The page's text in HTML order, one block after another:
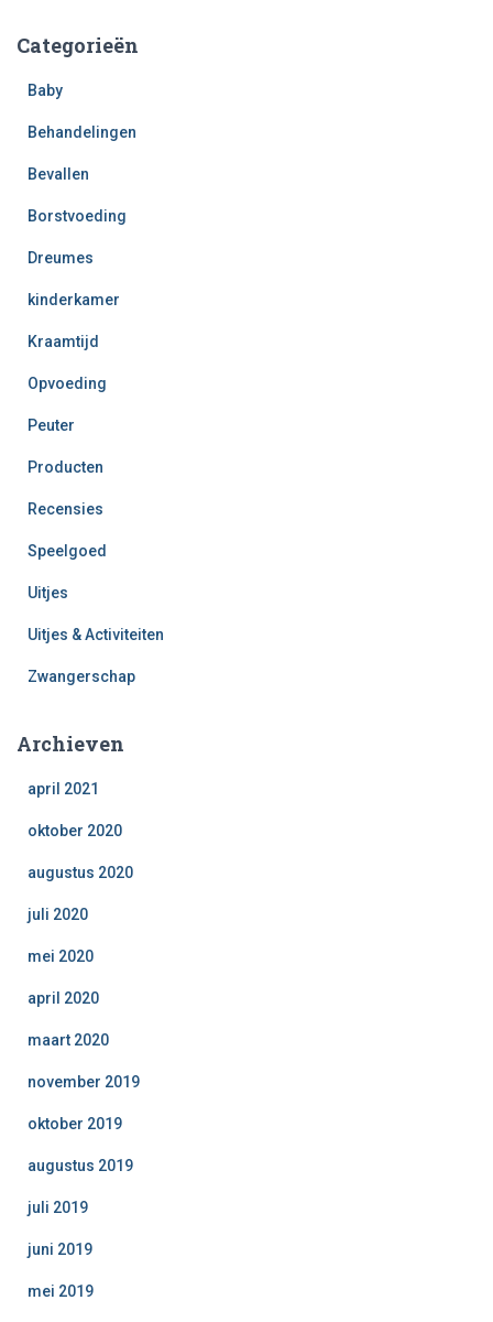
Categorieën
Baby
Behandelingen
Bevallen
Borstvoeding
Dreumes
kinderkamer
Kraamtijd
Opvoeding
Peuter
Producten
Recensies
Speelgoed
Uitjes
Uitjes & Activiteiten
Zwangerschap
Archieven
april 2021
oktober 2020
augustus 2020
juli 2020
mei 2020
april 2020
maart 2020
november 2019
oktober 2019
augustus 2019
juli 2019
juni 2019
mei 2019